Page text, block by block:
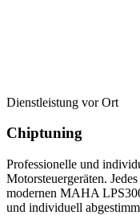
Dienstleistung vor Ort
Chiptuning
Professionelle und
Motorsteuergeräten.
modernen MAHA
und individuell